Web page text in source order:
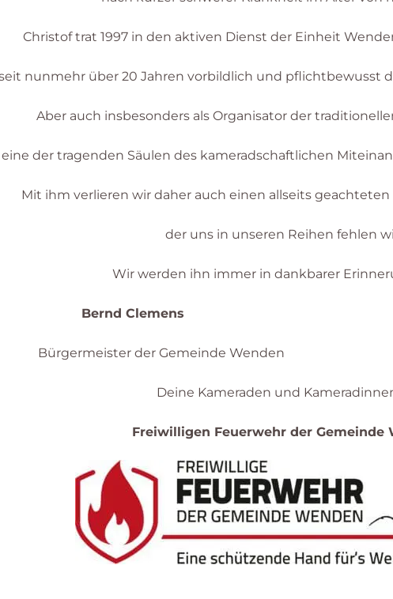
Christof trat 1997 in den aktiven Dienst der Einheit
nunmehr über 20 Jahren vorbildlich und pflichtbewusst
Aber auch insbesonders als Organisator der
eine der tragenden Säulen des kameradschaftlichen
Mit ihm verlieren wir daher auch einen allseits
der uns in unseren Reihen fehlen
Wir werden ihn immer in dankbarer
Bernd Clemens
Bürgermeister der Gemeinde Wenden
Deine Kameraden und
Freiwilligen Feuerwehr der Gemeinde